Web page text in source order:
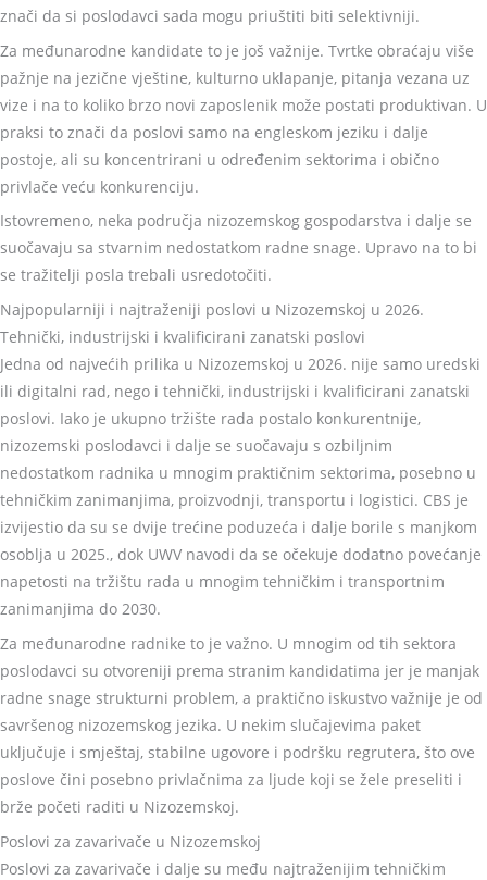
znači da si poslodavci sada mogu priuštiti biti selektivniji.
Za međunarodne kandidate to je još važnije. Tvrtke obraćaju više
pažnje na jezične vještine, kulturno uklapanje, pitanja vezana uz
vize i na to koliko brzo novi zaposlenik može postati produktivan. U
praksi to znači da poslovi samo na engleskom jeziku i dalje
postoje, ali su koncentrirani u određenim sektorima i obično
privlače veću konkurenciju.
Istovremeno, neka područja nizozemskog gospodarstva i dalje se
suočavaju sa stvarnim nedostatkom radne snage. Upravo na to bi
se tražitelji posla trebali usredotočiti.
Najpopularniji i najtraženiji poslovi u Nizozemskoj u 2026.
Tehnički, industrijski i kvalificirani zanatski poslovi
Jedna od najvećih prilika u Nizozemskoj u 2026. nije samo uredski
ili digitalni rad, nego i tehnički, industrijski i kvalificirani zanatski
poslovi. Iako je ukupno tržište rada postalo konkurentnije,
nizozemski poslodavci i dalje se suočavaju s ozbiljnim
nedostatkom radnika u mnogim praktičnim sektorima, posebno u
tehničkim zanimanjima, proizvodnji, transportu i logistici. CBS je
izvijestio da su se dvije trećine poduzeća i dalje borile s manjkom
osoblja u 2025., dok UWV navodi da se očekuje dodatno povećanje
napetosti na tržištu rada u mnogim tehničkim i transportnim
zanimanjima do 2030.
Za međunarodne radnike to je važno. U mnogim od tih sektora
poslodavci su otvoreniji prema stranim kandidatima jer je manjak
radne snage strukturni problem, a praktično iskustvo važnije je od
savršenog nizozemskog jezika. U nekim slučajevima paket
uključuje i smještaj, stabilne ugovore i podršku regrutera, što ove
poslove čini posebno privlačnima za ljude koji se žele preseliti i
brže početi raditi u Nizozemskoj.
Poslovi za zavarivače u Nizozemskoj
Poslovi za zavarivače i dalje su među najtraženijim tehničkim